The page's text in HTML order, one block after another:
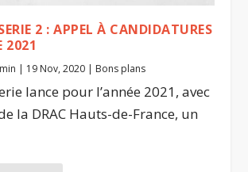
2 : APPEL À CANDIDATURES
2021
| 19 Nov, 2020 | Bons plans
lance pour l’année 2021, avec
la DRAC Hauts-de-France, un